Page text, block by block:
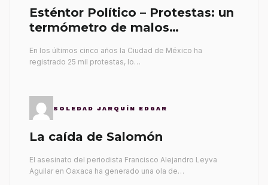
Esténtor Político – Protestas: un
termómetro de malos
En los últimos cinco años la Ciudad de México ha
registrado 25 mil protestas, lo…
SOLEDAD JARQUÍN EDGAR
La caída de Salomón
El asesinato del periodista Francisco Alejandro Leyva
Aguilar en Oaxaca ha generado una ola de…